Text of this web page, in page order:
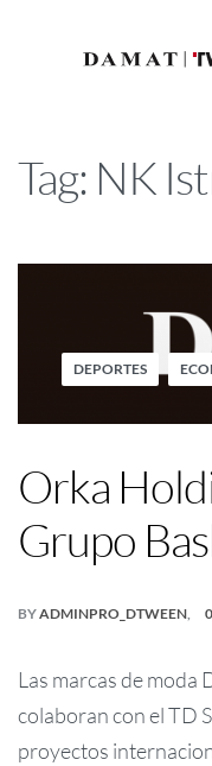
Tag: NK
DEPORTES
Orka
Grupo
BYADMINPRO_DTWEEN
Las marcas de
colaboran con el TD
proyectos